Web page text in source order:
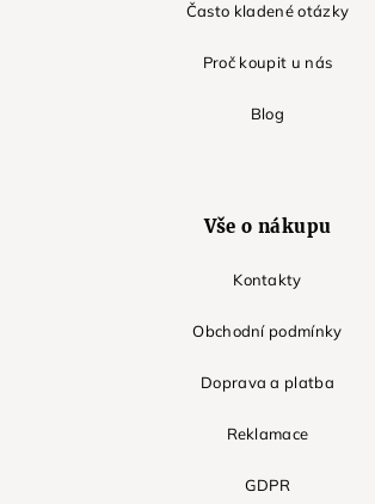
Často kladené otázky
Proč koupit u nás
Blog
Vše o nákupu
Kontakty
Obchodní podmínky
Doprava a platba
Reklamace
GDPR